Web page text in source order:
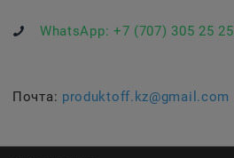
WhatsApp: +7 (707) 305 25 25
Почта: produktoff.kz@gmail.com